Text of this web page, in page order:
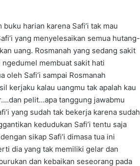
harian karena Safi’i tak mau
yang menyelesaikan semua hutang-
uang. Rosmanah yang sedang sakit
membuat sakit hati
oleh Safi’i sampai Rosmanah
kerjaku kalau uangmu tak apalah kau
pelit…apa tanggung jawabmu
yang sudah tak bekerja karena sudah
kedudukan Safi’i tentu saja
sikap Safi’i dimasa tua ini
dia yang tak memiliki gelar dan
dan kebaikan seseorang pada